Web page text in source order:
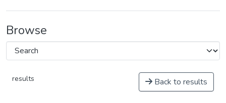
Browse
results Back to results